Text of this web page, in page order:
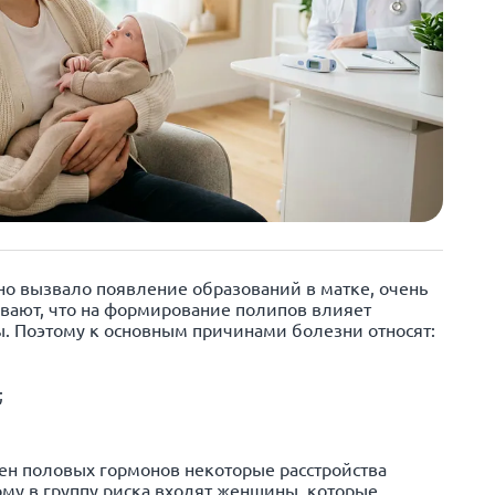
вызвало появление образований в матке, очень
что на формирование полипов влияет
к основным причинами болезни относят:
половых гормонов некоторые расстройства
в группу риска входят женщины, которые